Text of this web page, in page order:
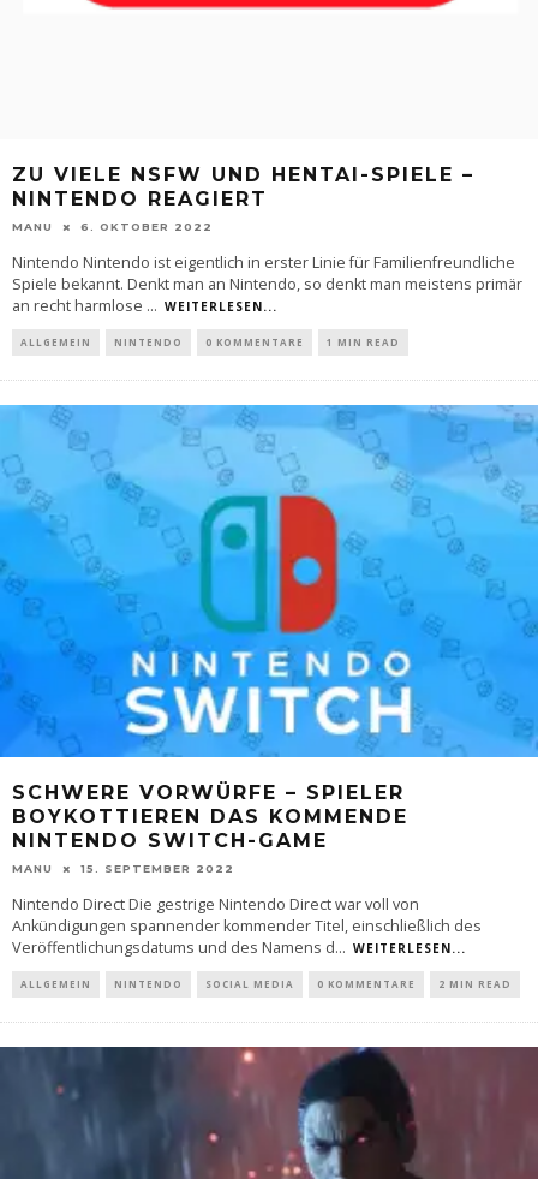
ZU VIELE NSFW UND HENTAI-SPIELE –
NINTENDO REAGIERT
MANU 6. OKTOBER 2022
Nintendo Nintendo ist eigentlich in erster Linie für Familienfreundliche
Spiele bekannt. Denkt man an Nintendo, so denkt man meistens primär
an recht harmlose ... WEITERLESEN...
ALLGEMEIN NINTENDO 0 KOMMENTARE 1 MIN READ
SCHWERE VORWÜRFE – SPIELER
BOYKOTTIEREN DAS KOMMENDE
NINTENDO SWITCH-GAME
MANU 15. SEPTEMBER 2022
Nintendo Direct Die gestrige Nintendo Direct war voll von
Ankündigungen spannender kommender Titel, einschließlich des
Veröffentlichungsdatums und des Namens d... WEITERLESEN...
ALLGEMEIN NINTENDO SOCIAL MEDIA 0 KOMMENTARE 2 MIN READ